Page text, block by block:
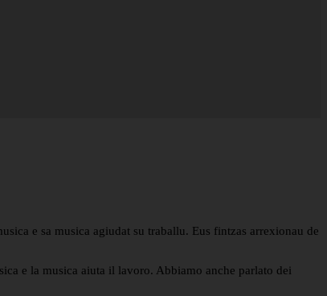
e sa musica agiudat su traballu. Eus fintzas arrexionau de
e la musica aiuta il lavoro. Abbiamo anche parlato dei